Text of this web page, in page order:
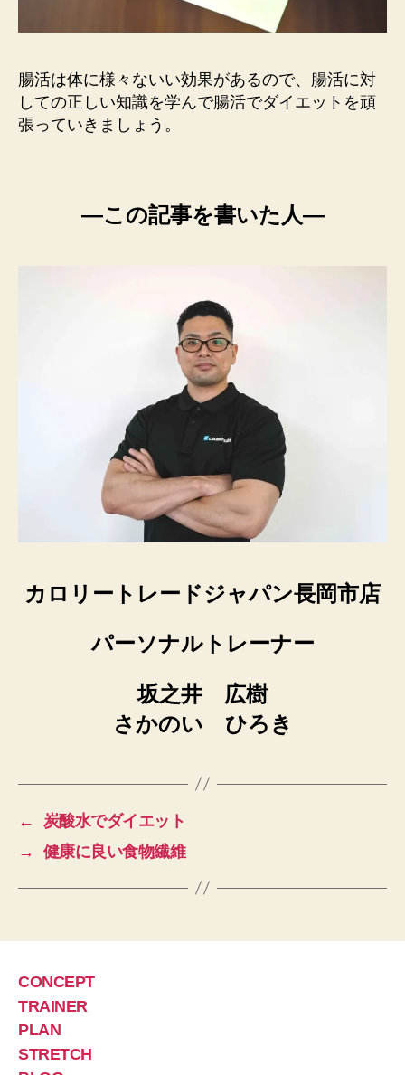
腸活は体に様々ないい効果があるので、腸活に対
しての正しい知識を学んで腸活でダイエットを頑
張っていきましょう。
―この記事を書いた人―
カロリートレードジャパン長岡市店
パーソナルトレーナー
坂之井 広樹
さかのい ひろき
←
炭酸水でダイエット
→
健康に良い食物繊維
CONCEPT
TRAINER
PLAN
STRETCH